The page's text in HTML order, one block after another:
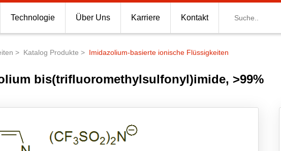
Technologie Über Uns Karriere Kontakt
Katalog Produkte Imidazolium-basierte ionische Flüssigkeiten
bis(trifluoromethylsulfonyl)imide, >99%